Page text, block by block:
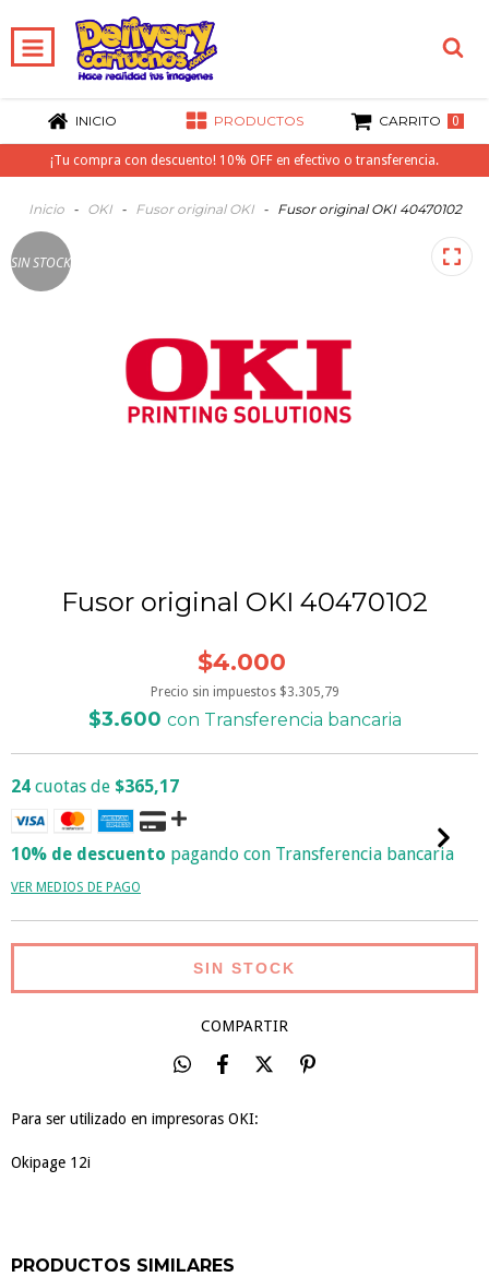
INICIO PRODUCTOS CARRITO 0
¡Tu compra con descuento! 10% OFF en efectivo o transferencia.
Inicio - OKI - Fusor original OKI - Fusor original OKI 40470102
SIN STOCK
Fusor original OKI 40470102
$4.000
Precio sin impuestos $3.305,79
$3.600 con Transferencia bancaria
24 cuotas de $365,17
10% de descuento pagando con Transferencia bancaria
VER MEDIOS DE PAGO
COMPARTIR
Para ser utilizado en impresoras OKI:
Okipage 12i
PRODUCTOS SIMILARES